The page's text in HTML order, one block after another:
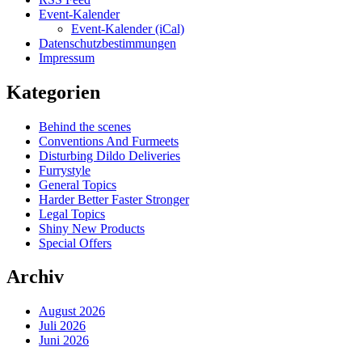
Event-Kalender
Event-Kalender (iCal)
Datenschutzbestimmungen
Impressum
Kategorien
Behind the scenes
Conventions And Furmeets
Disturbing Dildo Deliveries
Furrystyle
General Topics
Harder Better Faster Stronger
Legal Topics
Shiny New Products
Special Offers
Archiv
August 2026
Juli 2026
Juni 2026